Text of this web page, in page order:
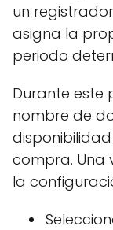
un
asigna la
periodo
Durante este
nombre de
compra. Una
la